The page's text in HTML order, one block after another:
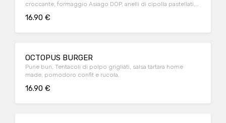
croccante, formaggio Asiago DOP, anelli di cipolla pastellati,
16.90 €
OCTOPUS BURGER
Pune bun, Tentacoli di polpo grigliati, salsa tartara home
made, pomodoro confit e rucola.
16.90 €